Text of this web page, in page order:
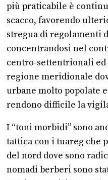
più praticabile è
scacco, favorendo
stregua di regolamenti
concentrandosi nel
centro-settentrionali ed
regione meridionale
urbane molto popolate
rendono difficile la
I “toni morbidi” sono
tattica con i tuareg che
del nord dove sono
nomadi berberi sono